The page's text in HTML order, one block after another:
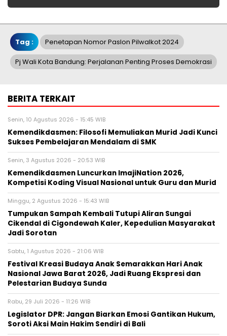
Tag : Penetapan Nomor Paslon Pilwalkot 2024
Pj Wali Kota Bandung: Perjalanan Penting Proses Demokrasi
BERITA TERKAIT
Senin, 10 Agustus 2026 - 15:45 WIB
Kemendikdasmen: Filosofi Memuliakan Murid Jadi Kunci
Sukses Pembelajaran Mendalam di SMK
Senin, 3 Agustus 2026 - 20:53 WIB
Kemendikdasmen Luncurkan ImajiNation 2026,
Kompetisi Koding Visual Nasional untuk Guru dan Murid
Minggu, 2 Agustus 2026 - 15:43 WIB
Tumpukan Sampah Kembali Tutupi Aliran Sungai
Cikendal di Cigondewah Kaler, Kepedulian Masyarakat
Jadi Sorotan
Sabtu, 1 Agustus 2026 - 21:06 WIB
Festival Kreasi Budaya Anak Semarakkan Hari Anak
Nasional Jawa Barat 2026, Jadi Ruang Ekspresi dan
Pelestarian Budaya Sunda
Rabu, 29 Juli 2026 - 11:26 WIB
Legislator DPR: Jangan Biarkan Emosi Gantikan Hukum,
Soroti Aksi Main Hakim Sendiri di Bali